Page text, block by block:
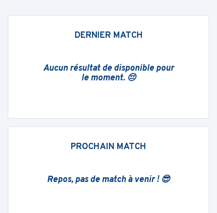
DERNIER MATCH
Aucun résultat de disponible pour
le moment. 😔
PROCHAIN MATCH
Repos, pas de match à venir ! 😎